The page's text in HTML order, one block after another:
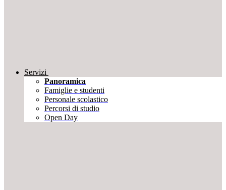
Servizi
Panoramica
Famiglie e studenti
Personale scolastico
Percorsi di studio
Open Day